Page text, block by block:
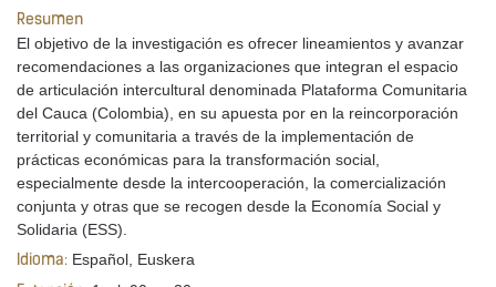
Resumen
El objetivo de la investigación es ofrecer lineamientos y avanzar
recomendaciones a las organizaciones que integran el espacio
de articulación intercultural denominada Plataforma Comunitaria
del Cauca (Colombia), en su apuesta por en la reincorporación
territorial y comunitaria a través de la implementación de
prácticas económicas para la transformación social,
especialmente desde la intercooperación, la comercialización
conjunta y otras que se recogen desde la Economía Social y
Solidaria (ESS).
Idioma: Español, Euskera